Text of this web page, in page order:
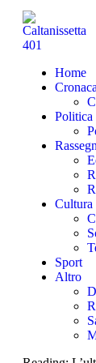
Home
Cronaca
Politica
Cultura
Sport
Altro